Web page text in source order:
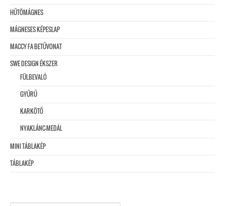
HŰTÖMÁGNES
MÁGNESES KÉPESLAP
MACCY FA BETŰVONAT
SWE DESIGN ÉKSZER
FÜLBEVALÓ
GYŰRŰ
KARKÖTŐ
NYAKLÁNC-MEDÁL
MINI TÁBLAKÉP
TÁBLAKÉP